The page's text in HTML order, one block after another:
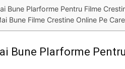
Bune Plarforme Pentru Filme
Bune Filme Crestine Online Pe
Bune Plarforme